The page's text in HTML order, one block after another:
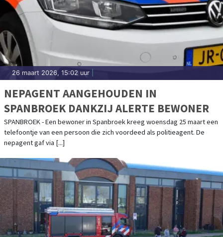
26 maart 2026, 15:02 uur
NEPAGENT AANGEHOUDEN IN
SPANBROEK DANKZIJ ALERTE BEWONER
SPANBROEK - Een bewoner in Spanbroek kreeg woensdag 25 maart een
telefoontje van een persoon die zich voordeed als politieagent. De
nepagent gaf via [...]